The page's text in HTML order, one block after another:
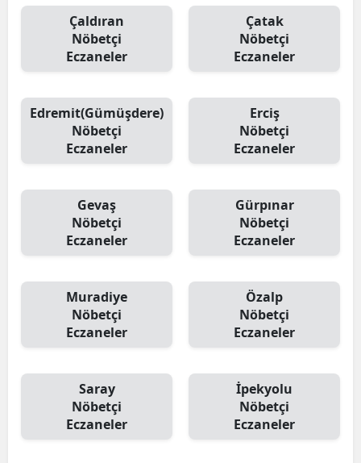
Çaldıran
Nöbetçi
Eczaneler
Çatak
Nöbetçi
Eczaneler
Edremit(Gümüşdere)
Nöbetçi
Eczaneler
Erciş
Nöbetçi
Eczaneler
Gevaş
Nöbetçi
Eczaneler
Gürpınar
Nöbetçi
Eczaneler
Muradiye
Nöbetçi
Eczaneler
Özalp
Nöbetçi
Eczaneler
Saray
Nöbetçi
Eczaneler
İpekyolu
Nöbetçi
Eczaneler